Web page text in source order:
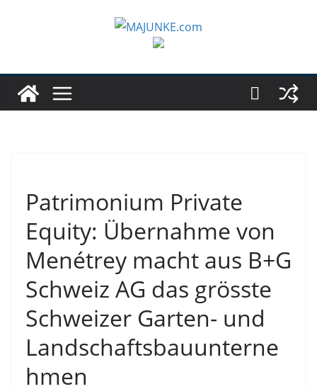
Patrimonium Private
Equity: Übernahme von
Menétrey macht aus B+G
Schweiz AG das grösste
Schweizer Garten- und
Landschaftsbauunterne
hmen